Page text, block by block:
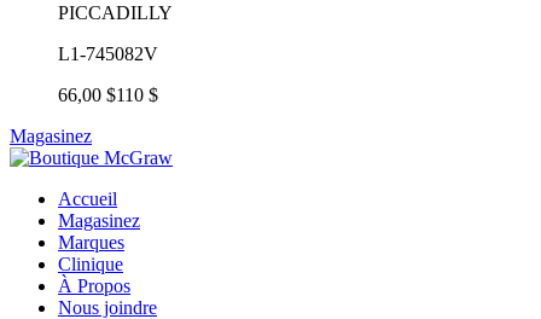
PICCADILLY
L1-745082V
66,00 $110 $
Magasinez
Accueil
Magasinez
Marques
Clinique
À Propos
Nous joindre